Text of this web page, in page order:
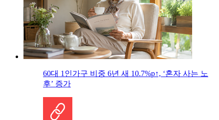
60대 1인가구 비중 6년 새 10.7%p↑, ‘혼자 사는 노
후’ 증가